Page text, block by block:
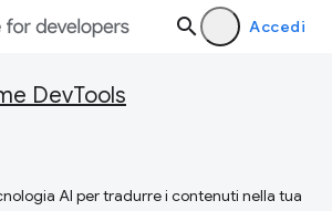
Accedi
DevTools
AI per tradurre i contenuti nella tua